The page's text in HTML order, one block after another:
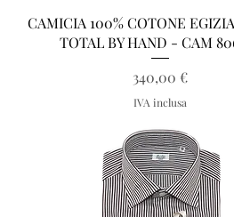
Vista rapida
CAMICIA 100% COTONE
TOTAL BY HAND - CAM
Prezzo
340,00 €
IVA inclusa